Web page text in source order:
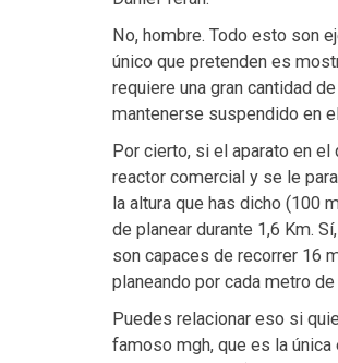
No, hombre. Todo esto son
único que pretenden es
requiere una gran cantidad
mantenerse suspendido en
Por cierto, si el aparato en el
reactor comercial y se le
la altura que has dicho (100
de planear durante 1,6 Km.
son capaces de recorrer 16
planeando por cada metro de
Puedes relacionar eso si
famoso mgh, que es la única